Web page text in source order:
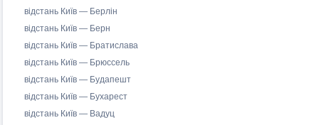
відстань Київ — Берлін
відстань Київ — Берн
відстань Київ — Братислава
відстань Київ — Брюссель
відстань Київ — Будапешт
відстань Київ — Бухарест
відстань Київ — Вадуц